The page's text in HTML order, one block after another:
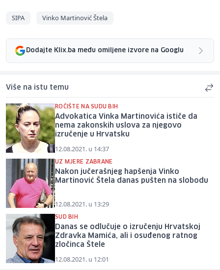
SIPA Vinko Martinović Štela
Dodajte Klix.ba među omiljene izvore na Googlu
Više na istu temu
ROČIŠTE NA SUDU BIH
Advokatica Vinka Martinovića ističe da
nema zakonskih uslova za njegovo
izručenje u Hrvatsku
12.08.2021. u 14:37
UZ MJERE ZABRANE
Nakon jučerašnjeg hapšenja Vinko
Martinović Štela danas pušten na slobodu
12.08.2021. u 13:29
SUD BIH
Danas se odlučuje o izručenju Hrvatskoj
Zdravka Mamića, ali i osuđenog ratnog
zločinca Štele
12.08.2021. u 12:01